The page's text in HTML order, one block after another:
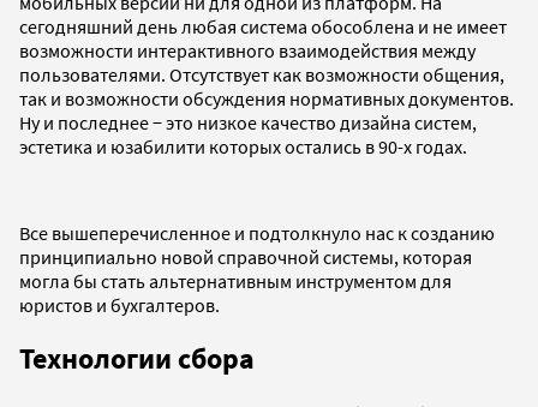
сегодняшний день любая система обособлена и не имеет
возможности интерактивного взаимодействия между
пользователями. Отсутствует как возможности общения,
так и возможности обсуждения нормативных документов.
Ну и последнее − это низкое качество дизайна систем,
эстетика и юзабилити которых остались в 90-х годах.
Все вышеперечисленное и подтолкнуло нас к созданию
принципиально новой справочной системы, которая
могла бы стать альтернативным инструментом для
юристов и бухгалтеров.
Технологии сбора